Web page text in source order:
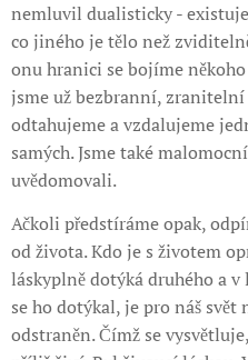
nemluvil dualisticky -
co jiného je tělo než
onu hranici se bojíme
jsme už bezbranní,
odtahujeme a vzdalujeme
samých. Jsme také
uvědomovali.
Ačkoli předstíráme opak,
od života. Kdo je s životem
láskyplně dotýká druhého a
se ho dotýkal, je pro náš svět
odstraněn. Čímž se